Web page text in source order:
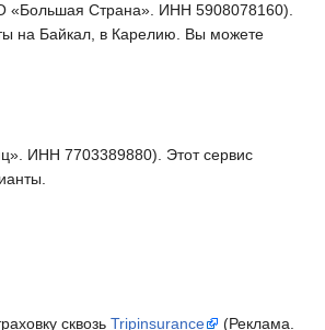
«Большая Страна». ИНН 5908078160).
на Байкал, в Карелию. Вы можете
ИНН 7703389880). Этот сервис
сквозь Tripinsurance
(Реклама.